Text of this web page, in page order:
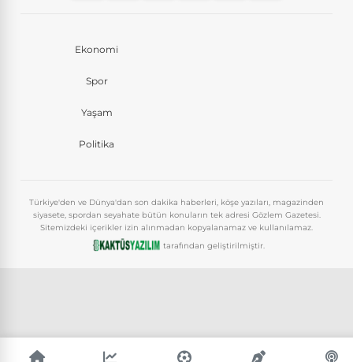
Ekonomi
Spor
Yaşam
Politika
Türkiye'den ve Dünya'dan son dakika haberleri, köşe yazıları, magazinden
siyasete, spordan seyahate bütün konuların tek adresi Gözlem Gazetesi.
Sitemizdeki içerikler izin alınmadan kopyalanamaz ve kullanılamaz.
tarafından geliştirilmiştir.